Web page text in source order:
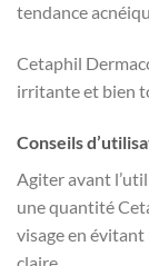
tendance
Cetaphil
irritante et bien
Conseils
Agiter avant
une quantité
visage en évitant
claire.